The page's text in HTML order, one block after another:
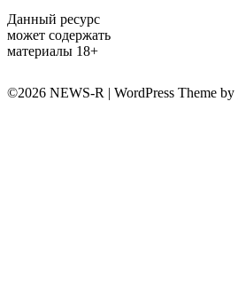
Данный ресурс
может содержать
материалы 18+
©2026 NEWS-R | WordPress Theme by